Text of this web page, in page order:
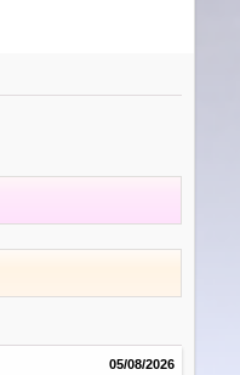
05/08/2026